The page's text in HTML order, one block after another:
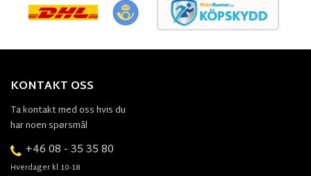
KONTAKT OSS
Ta kontakt med oss hvis du
har noen spørsmål
+46 08 - 35 35 80
Hverdager kl.10-18